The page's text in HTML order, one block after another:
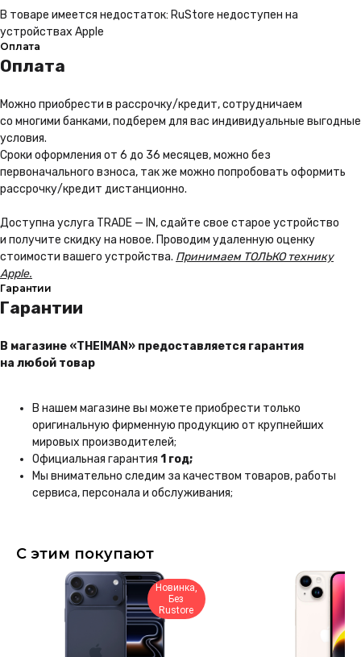
В товаре имеется недостаток: RuStore недоступен на
устройствах Apple
Оплата
Оплата
Можно приoбрести в рассрочку/кредит, сотрудничаем
со многими банками, подберем для вас индивидуальные выгодные
условия.
Сроки оформления от 6 до 36 месяцев, можно без
первоначального взноса, так же можно попробовать оформить
рассрочку/кредит дистанционно.
Доступна услуга TRADE — IN, сдайте свое старое устройство
и получите скидку на новое. Проводим удаленную оценку
стоимости вашего устройства. Принимаем ТОЛЬКО технику
Apple.
Гарантии
Гарантии
В магазине «THEIMAN» предоставляется гарантия
на любой товар
В нашем магазине вы можете приобрести только
оригинальную фирменную продукцию от крупнейших
мировых производителей;
Официальная гарантия 1 год;
Мы внимательно следим за качеством товаров, работы
сервиса, персонала и обслуживания;
С этим покупают
Новинка,
Без
Rustore
Каталог
У Вас остались вопросы?
Напишите нам и мы
обязательно поможем!
MacBook
Сервис
Контакты
Бонусная
программа
Apple Watch
Dyson
Яндекс
Игровые консоли
Колонки
Аксессуары
Гаджеты